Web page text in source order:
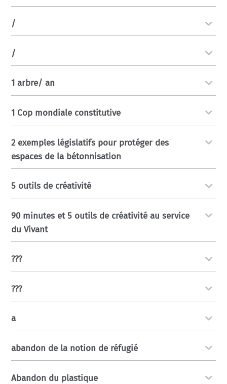
/
/
1 arbre/ an
1 Cop mondiale constitutive
2 exemples législatifs pour protéger des
espaces de la bétonnisation
5 outils de créativité
90 minutes et 5 outils de créativité au service
du Vivant
???
???
a
abandon de la notion de réfugié
Abandon du plastique